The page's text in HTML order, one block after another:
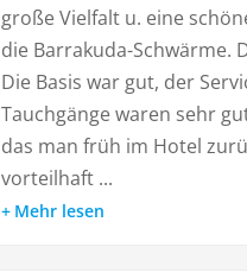
große Vielfalt u. eine
die Barrakuda-Schwärme.
Die Basis war gut, der
Tauchgänge waren sehr
das man früh im Hotel
vorteilhaft ...
Mehr lesen